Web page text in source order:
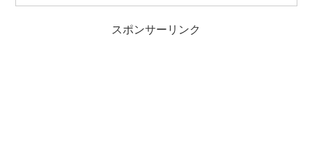
スポンサーリンク